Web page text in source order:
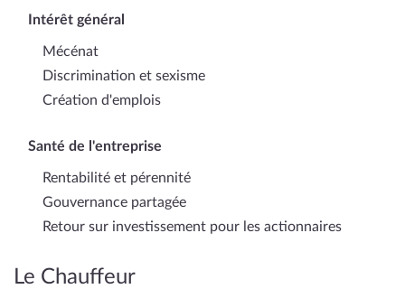
Intérêt général
Mécénat
Discrimination et sexisme
Création d'emplois
Santé de l'entreprise
Rentabilité et pérennité
Gouvernance partagée
Retour sur investissement pour les actionnaires
Le Chauffeur